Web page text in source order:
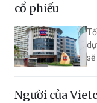
cổ phiếu
Người của